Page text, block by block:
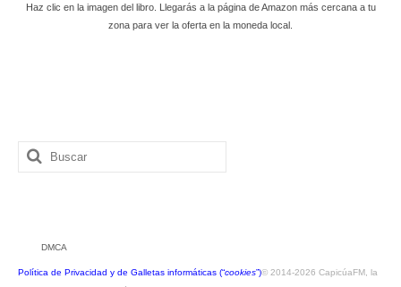
Haz clic en la imagen del libro. Llegarás a la página de Amazon más cercana a tu
zona para ver la oferta en la moneda local.
Buscar
por:
DMCA
Política de Privacidad y de Galletas informáticas (“cookies”)© 2014-2026 CapicúaFM, la